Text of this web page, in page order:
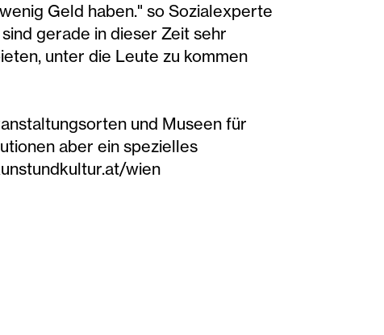
Geld haben." so Sozialexperte
gerade in dieser Zeit sehr
unter die Leute zu kommen
und Museen für
aber ein spezielles
wien